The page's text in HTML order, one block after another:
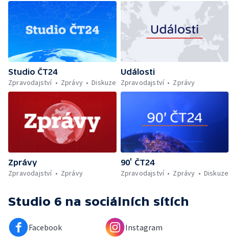
Studio ČT24
Zpravodajství
Zprávy Diskuze
Události
Zpravodajství
Zprávy
Zprávy
Zpravodajství
Zprávy
90’ ČT24
Zpravodajství
Zprávy Diskuze
Studio 6 na sociálních sítích
Facebook Instagram